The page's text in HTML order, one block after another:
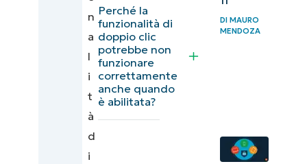
funzionalità
“Doppio
clic per
chiudere le
schede”
per un
flusso di
lavoro
n
a
l
i
t
à
d
i
Perché la
funzionalità di
doppio clic
potrebbe non
funzionare
correttamente
anche quando
è abilitata?
DIMAURO
MENDOZA